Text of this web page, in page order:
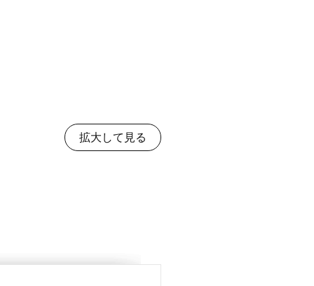
拡大して見る